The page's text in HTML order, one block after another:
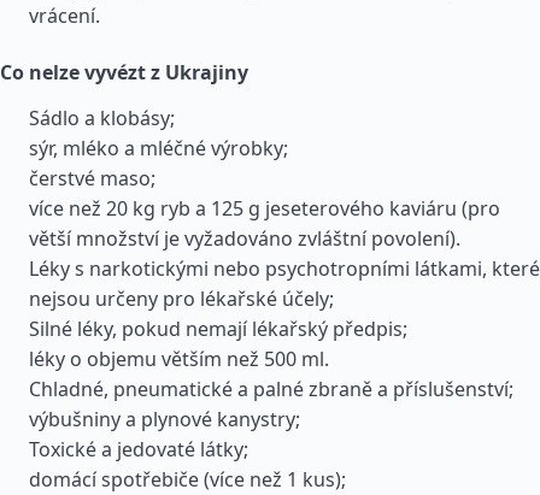
vrácení.
Co nelze vyvézt z Ukrajiny
Sádlo a klobásy;
sýr, mléko a mléčné výrobky;
čerstvé maso;
více než 20 kg ryb a 125 g jeseterového kaviáru (pro
větší množství je vyžadováno zvláštní povolení).
Léky s narkotickými nebo psychotropními látkami, které
nejsou určeny pro lékařské účely;
Silné léky, pokud nemají lékařský předpis;
léky o objemu větším než 500 ml.
Chladné, pneumatické a palné zbraně a příslušenství;
výbušniny a plynové kanystry;
Toxické a jedovaté látky;
domácí spotřebiče (více než 1 kus);